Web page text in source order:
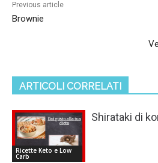
Previous article
Brownie
ARTICOLI CORRELATI
Ricette Keto e Low
Carb
Shirataki di